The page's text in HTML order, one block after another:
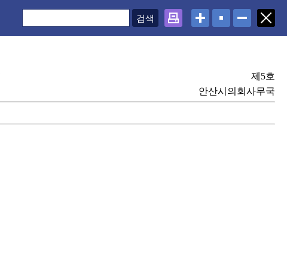
제5호
안산시의회사무국